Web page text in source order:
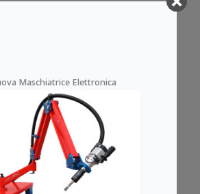
Maschiatrice Elettronica